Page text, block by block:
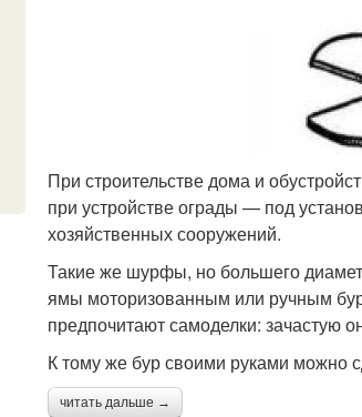
При строительстве дома и
при устройстве ограды — под
хозяйственных сооружений.
Такие же шурфы, но большего
ямы моторизованным или ручным
предпочитают самоделки: зачастую
К тому же бур своими руками можно
читать дальше →